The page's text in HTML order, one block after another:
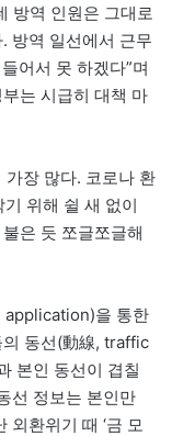
방역 인원은 그대로
방역 일선에서 근무
어서 못 하겠다”며
는 시급히 대책 마
장 많다. 코로나 환
기 위해 쉴 새 없이
은 듯 쪼글쪼글해
application)을 통한
의 동선(動線, traffic
본인 동선이 겹칠
선 정보는 본인만
외환위기 때 ‘금 모